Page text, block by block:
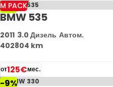
-9%
M PACK
BMW 535
2011 3.0 Дизель Автом.
402804 km
от125€мес.
-9%